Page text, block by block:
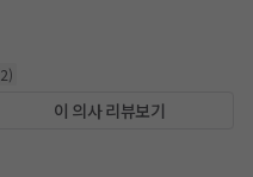
2)
이 의사 리뷰보기